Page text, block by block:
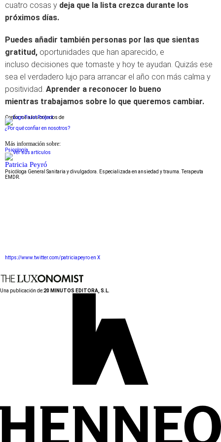
cuatro cosas y deja que la lista crezca durante los
próximos días.
Puedes añadir también personas por las que sientas
gratitud, oportunidades que han aparecido, e
incluso decisiones que tomaste y hoy te ayudan. Quizás ese
sea el verdadero lujo para arrancar el año con más calma y
positividad. Aprender a reconocer lo bueno
mientras trabajamos sobre lo que queremos cambiar.
Conforme a los criterios de
¿Por qué confiar en nosotros?
Más información sobre:
Psicología
Patricia Peyró
Psicóloga General Sanitaria y divulgadora. Especializada en ansiedad y trauma. Terapeuta
EMDR.
https://www.twitter.com/patriciapeyro en X
Una publicación de:20 MINUTOS EDITORA, S.L.